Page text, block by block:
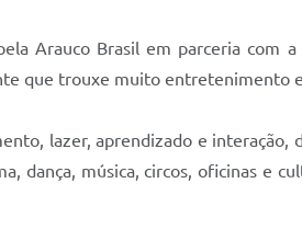
Arauco Brasil em parceria com a
que trouxe muito entretenimento
lazer, aprendizado e interação,
dança, música, circos, oficinas e